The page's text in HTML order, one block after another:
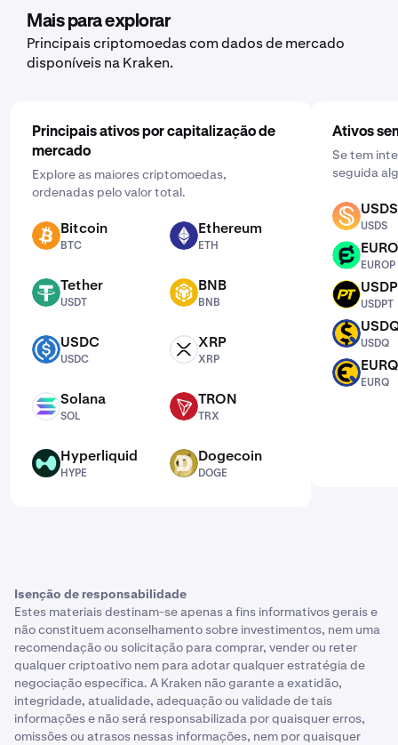
adquirir. Em seguida, introduza o montante que
pretende comprar e selecione a frequência clicando em
"Uma vez" e escolhendo uma programação que funcione
para si: diária, semanal ou mensal.
Mais para explorar
Principais criptomoedas com dados de mercado
disponíveis na Kraken.
Principais ativos por capitalização de
mercado
Explore as maiores criptomoedas,
ordenadas pelo valor total.
BTC Bitcoin
BTC
ETH Ethereum
ETH
USDT Tether
USDT
BNB BNB
BNB
USDC USDC
USDC
XRP XRP
XRP
SOL Solana
SOL
TRX TRON
TRX
HYPE Hyperliquid
HYPE
DOGE Dogecoin
DOGE
Ativos
Se tem
seguida
USDS USDS
USDS
EUROP
EUROP
USDPT
USDPT
USDQ
USDQ
EURQ EURQ
EURQ
Isenção de responsabilidade
Estes materiais destinam-se apenas a fins informativos gerais e
não constituem aconselhamento sobre investimentos, nem uma
recomendação ou solicitação para comprar, vender ou reter
qualquer criptoativo nem para adotar qualquer estratégia de
negociação específica. A Kraken não garante a exatidão,
integridade, atualidade, adequação ou validade de tais
informações e não será responsabilizada por quaisquer erros,
omissões ou atrasos nessas informações, nem por quaisquer